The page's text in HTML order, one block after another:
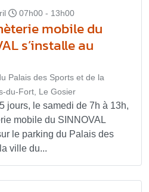
07h00 - 13h00
mobile du
s’installe au
Palais des Sports et de la
du-Fort, Le Gosier
jours, le samedi de 7h à 13h,
mobile du SINNOVAL
le parking du Palais des
ville du...